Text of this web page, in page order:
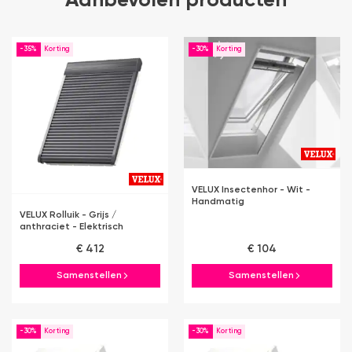
-35%
VELUX Rolluik - Grijs /
anthraciet - Elektrisch
€ 412
Samenstellen
-30%
VELUX Insectenhor - Wit -
Handmatig
€ 104
Samenstellen
-30% -30%